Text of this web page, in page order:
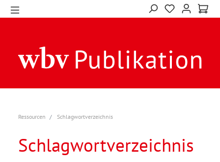
Ressourcen Schlagwortverzeichnis
Schlagwortverzeichnis